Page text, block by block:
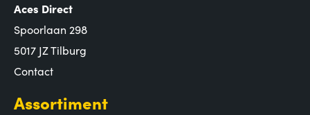
Aces Direct
Spoorlaan 298
5017 JZ Tilburg
Contact
Assortiment